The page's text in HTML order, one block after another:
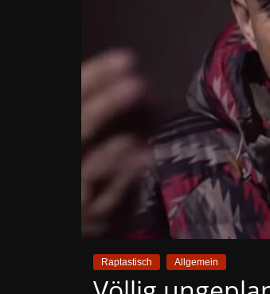
Raptastisch Allgemein